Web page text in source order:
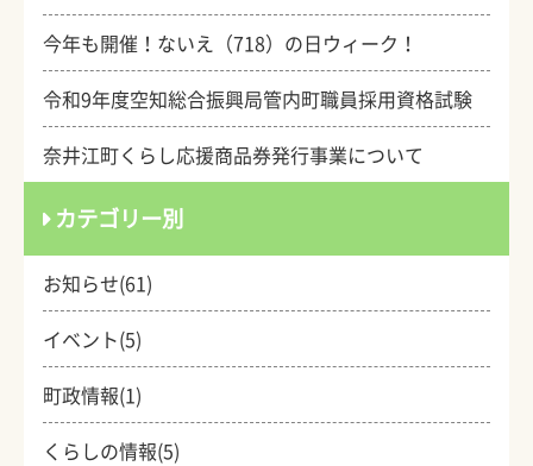
今年も開催！ないえ（718）の日ウィーク！
令和9年度空知総合振興局管内町職員採用資格試験
奈井江町くらし応援商品券発行事業について
カテゴリー別
お知らせ(61)
イベント(5)
町政情報(1)
くらしの情報(5)